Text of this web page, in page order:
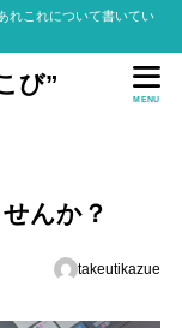
れこれについて書いてい
び”
MENU
んか？
takeutikazue